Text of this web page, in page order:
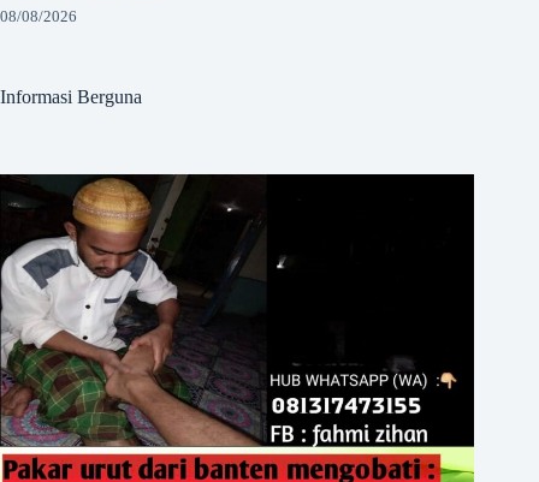
08/08/2026
Informasi Berguna